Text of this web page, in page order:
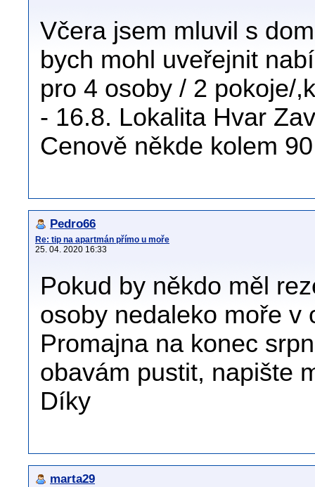
Včera jsem mluvil s
bych mohl uveřejnit
pro 4 osoby / 2 pokoje/
- 16.8. Lokalita Hvar
Cenově někde kolem
Pedro66
Re: tip na apartmán přímo u moře
25. 04. 2020 16:33
Pokud by někdo měl
osoby nedaleko moře v
Promajna na konec
obavám pustit, napište
Díky
marta29